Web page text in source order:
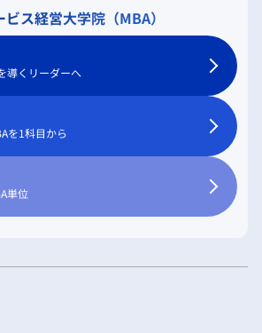
ビス経営大学院（MBA）
導くリーダーへ
を1科目から
単位